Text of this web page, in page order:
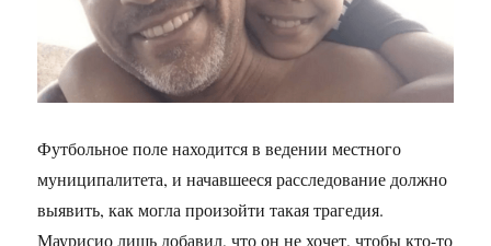
Футбольное поле находится в ведении местного
муниципалитета, и начавшееся расследование должно
выявить, как могла произойти такая трагедия.
Маурисио лишь добавил, что он не хочет, чтобы кто-то